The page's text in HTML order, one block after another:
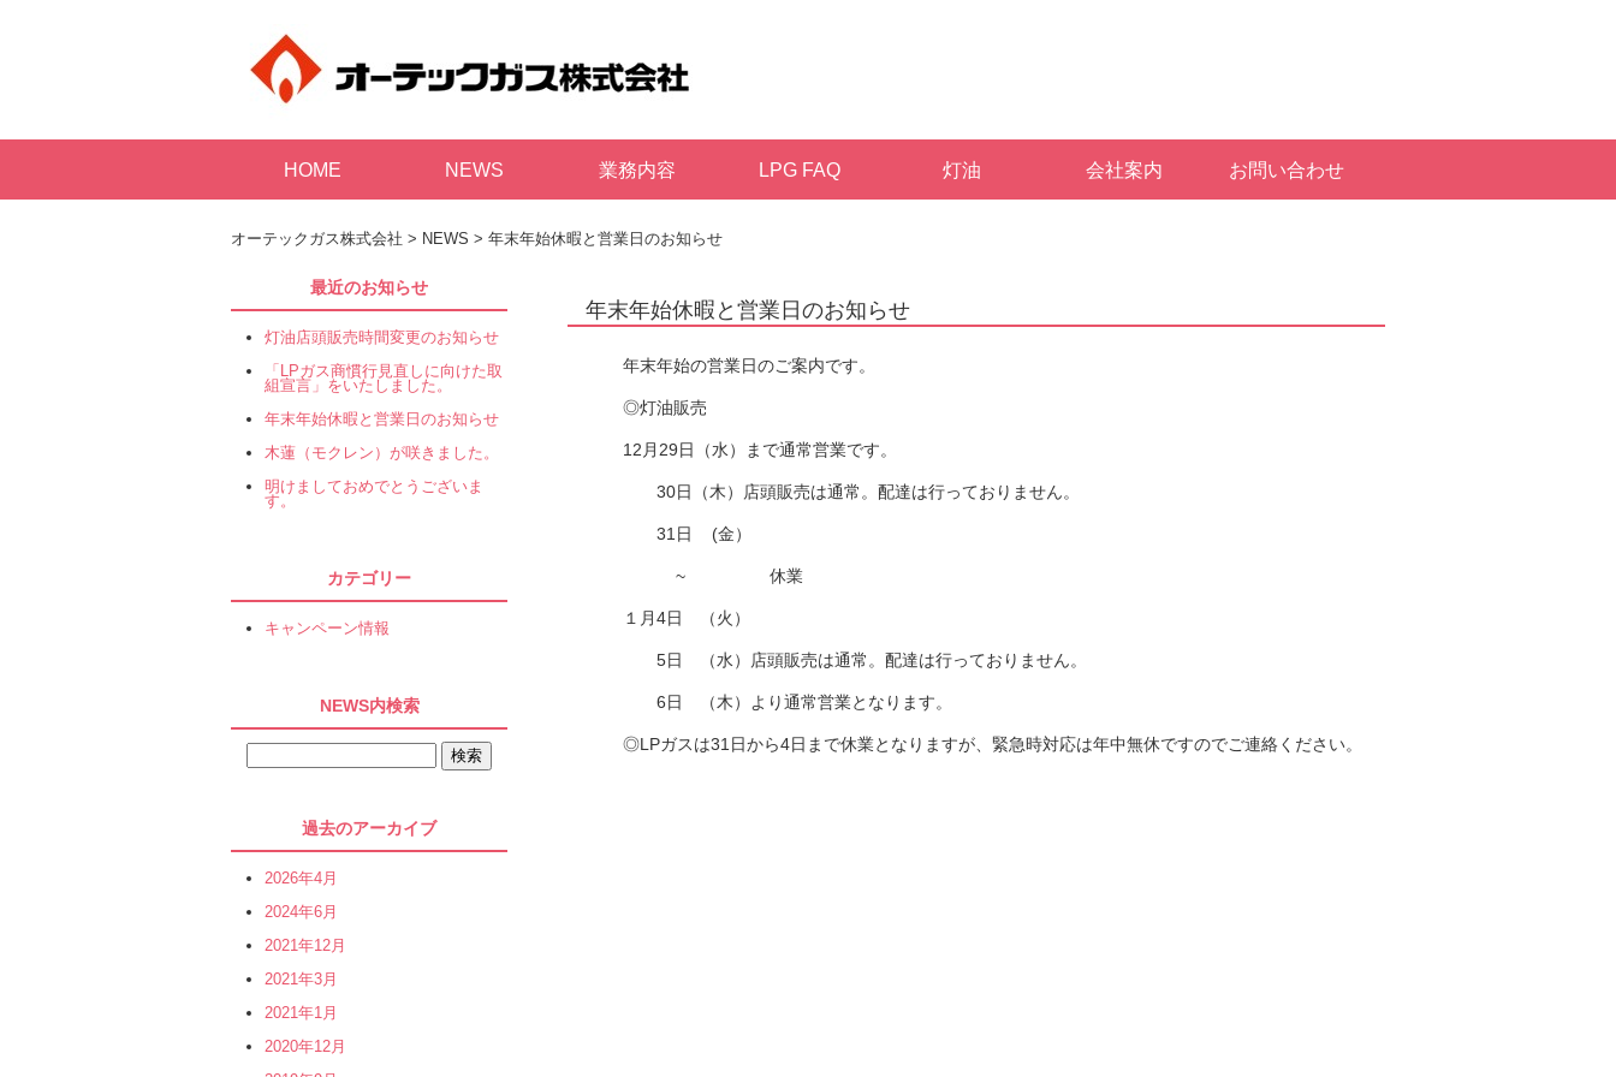
HOME NEWS 業務内容 LPG FAQ 灯油 会社案内 お問い合わせ
オーテックガス株式会社 > NEWS > 年末年始休暇と営業日のお知らせ
年末年始休暇と営業日のお知らせ
年末年始の営業日のご案内です。
◎灯油販売
12月29日（水）まで通常営業です。
30日（木）店頭販売は通常。配達は行っておりません。
31日 (金）
~ 休業
１月4日 （火）
5日 （水）店頭販売は通常。配達は行っておりません。
6日 （木）より通常営業となります。
◎LPガスは31日から4日まで休業となりますが、緊急時対応は年中無休ですのでご連絡ください。
最近のお知らせ
灯油店頭販売時間変更のお知らせ
「LPガス商慣行見直しに向けた取
組宣言」をいたしました。
年末年始休暇と営業日のお知らせ
木蓮（モクレン）が咲きました。
明けましておめでとうございま
す。
カテゴリー
キャンペーン情報
NEWS内検索
過去のアーカイブ
2026年4月
2024年6月
2021年12月
2021年3月
2021年1月
2020年12月